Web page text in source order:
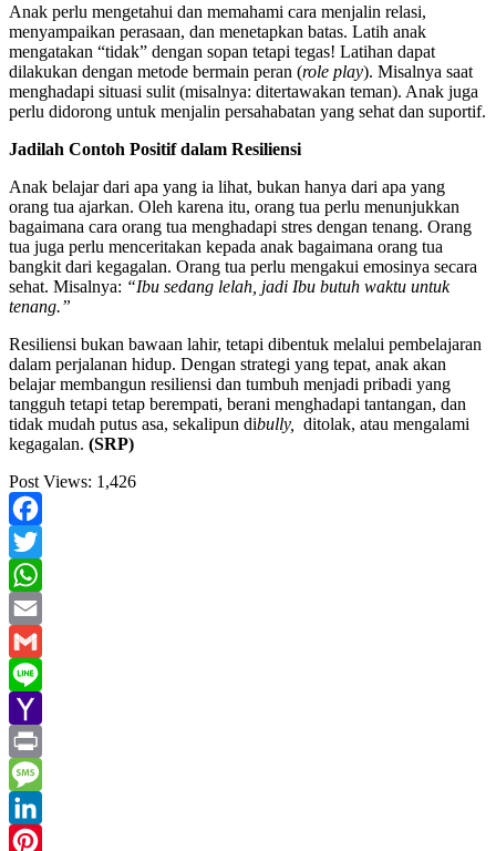
Anak perlu mengetahui dan memahami cara menjalin relasi,
menyampaikan perasaan, dan menetapkan batas. Latih anak
mengatakan “tidak” dengan sopan tetapi tegas! Latihan dapat
dilakukan dengan metode bermain peran (role play). Misalnya saat
menghadapi situasi sulit (misalnya: ditertawakan teman). Anak juga
perlu didorong untuk menjalin persahabatan yang sehat dan suportif.
Jadilah Contoh Positif dalam Resiliensi
Anak belajar dari apa yang ia lihat, bukan hanya dari apa yang
orang tua ajarkan. Oleh karena itu, orang tua perlu menunjukkan
bagaimana cara orang tua menghadapi stres dengan tenang. Orang
tua juga perlu menceritakan kepada anak bagaimana orang tua
bangkit dari kegagalan. Orang tua perlu mengakui emosinya secara
sehat. Misalnya: “Ibu sedang lelah, jadi Ibu butuh waktu untuk
tenang.”
Resiliensi bukan bawaan lahir, tetapi dibentuk melalui pembelajaran
dalam perjalanan hidup. Dengan strategi yang tepat, anak akan
belajar membangun resiliensi dan tumbuh menjadi pribadi yang
tangguh tetapi tetap berempati, berani menghadapi tantangan, dan
tidak mudah putus asa, sekalipun dibully,
ditolak, atau mengalami
kegagalan. (SRP)
Post Views: 1,426
Facebook
Twitter
WhatsApp
Email
Gmail
Line
Yahoo
Mail
Print
Message
LinkedIn